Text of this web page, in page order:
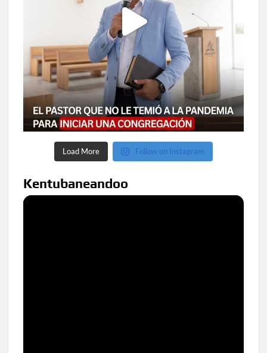
Load More Follow on Instagram
Kentubaneandoo